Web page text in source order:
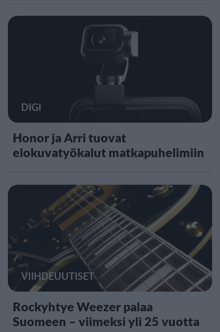
DIGI
Honor ja Arri tuovat
elokuvatyökalut matkapuhelimiin
VIIHDEUUTISET
Rockyhtye Weezer palaa
Suomeen – viimeksi yli 25 vuotta